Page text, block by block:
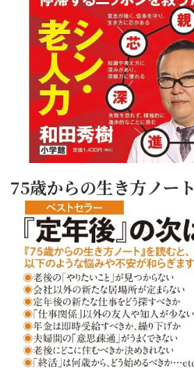
75歳からの生き方ノート